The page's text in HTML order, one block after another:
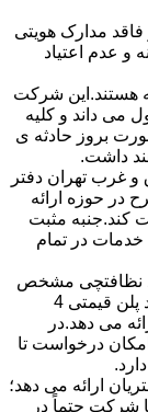
مدارک هویتی
و عدم اعتیاد
هستند.این شرکت
می داند و کلیه
بروز حادثه ی
داشت.
تهران دفتر
در حوزه ارائه
کند.جنبه مثبت
در تمام
نظافتچی مشخص
کرده است.این شرکت برای تعیین دستمزد پلن قیمتی 4
ارائه می دهد.در
درخواست تا
به مشتریان ارائه می دهد؛
شرکت حتماً در